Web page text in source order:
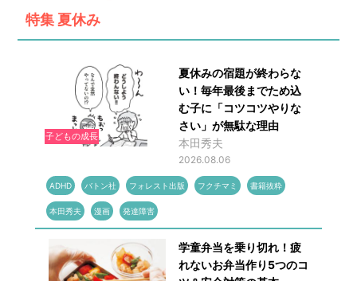
特集 夏休み
子どもの成長
夏休みの宿題が終わらな
い！毎年最後までため込
む子に「コツコツやりな
さい」が無駄な理由
本田秀夫
2026.08.06
ADHD バトン社 フォレスト出版 フクチマミ 書籍抜粋
本田秀夫 漫画 発達障害
学童弁当を乗り切れ！疲
れないお弁当作り5つのコ